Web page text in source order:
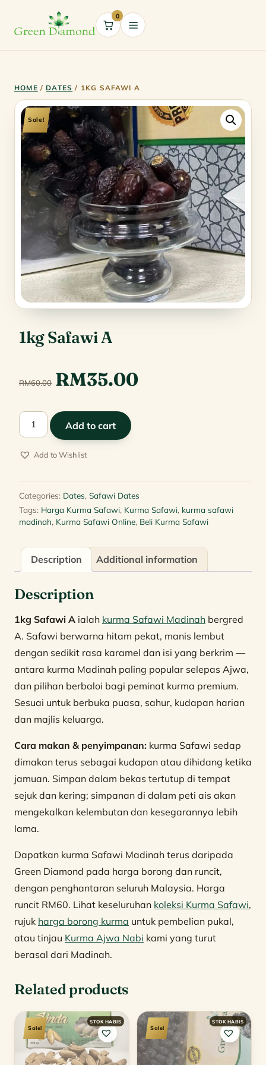
Cart
0
HOME / DATES / 1KG SAFAWI A
Sale!
1kg Safawi A
RM60.00 Original
price
was:
RM60.00.
RM35.00Current
1kg
Safawi
quantity
Add to cart
Add to Wishlist
Categories: Dates, Safawi Dates
Tags: Harga Kurma Safawi, Kurma Safawi, kurma safawi
madinah, Kurma Safawi Online, Beli Kurma Safawi
Description Additional information
Description
1kg Safawi A ialah kurma Safawi Madinah bergred
A. Safawi berwarna hitam pekat, manis lembut
dengan sedikit rasa karamel dan isi yang berkrim —
antara kurma Madinah paling popular selepas Ajwa,
dan pilihan berbaloi bagi peminat kurma premium.
Sesuai untuk berbuka puasa, sahur, kudapan harian
dan majlis keluarga.
Cara makan & penyimpanan: kurma Safawi sedap
dimakan terus sebagai kudapan atau dihidang ketika
jamuan. Simpan dalam bekas tertutup di tempat
sejuk dan kering; simpanan di dalam peti ais akan
mengekalkan kelembutan dan kesegarannya lebih
lama.
Dapatkan kurma Safawi Madinah terus daripada
Green Diamond pada harga borong dan runcit,
dengan penghantaran seluruh Malaysia. Harga
runcit RM60. Lihat keseluruhan koleksi Kurma Safawi,
rujuk harga borong kurma untuk pembelian pukal,
atau tinjau Kurma Ajwa Nabi kami yang turut
berasal dari Madinah.
Related products
Sale! Sale!